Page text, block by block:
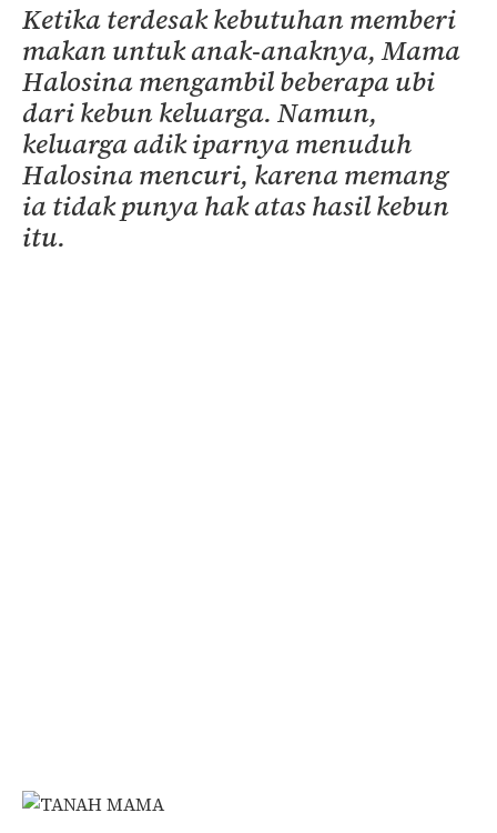
Ketika terdesak kebutuhan memberi
makan untuk anak-anaknya, Mama
Halosina mengambil beberapa ubi
dari kebun keluarga. Namun,
keluarga adik iparnya menuduh
Halosina mencuri, karena memang
ia tidak punya hak atas hasil kebun
itu.